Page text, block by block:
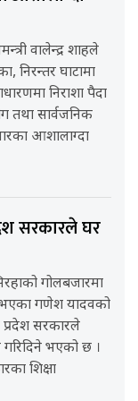
वालेन्द्र शाहले
निरन्तर घाटामा
निराशा पैदा
तथा सार्वजनिक
आशालाग्दा
सरकारले घर
गोलबजारमा
भएका गणेश यादवको
प्रदेश सरकारले
गरिदिने भएको छ ।
शिक्षा